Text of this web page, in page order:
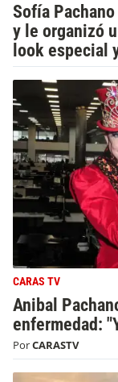
Sofía
y le organizó
look especial
CARAS TV
Anibal
enfermedad:
PorCARASTV